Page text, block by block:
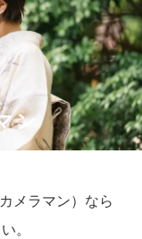
ン
メラマン）なら
。